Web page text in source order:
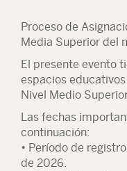
Proceso de
Media Superior del
El presente evento
espacios
Nivel Medio
Las fechas
continuación:
• Período de
de 2026.